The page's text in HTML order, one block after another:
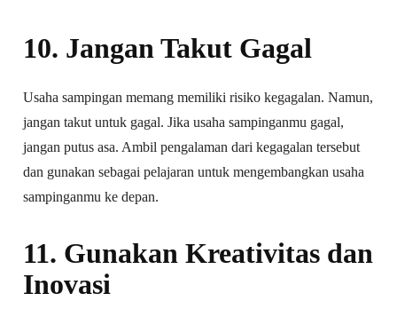
10. Jangan Takut Gagal
Usaha sampingan memang memiliki risiko kegagalan. Namun,
jangan takut untuk gagal. Jika usaha sampinganmu gagal,
jangan putus asa. Ambil pengalaman dari kegagalan tersebut
dan gunakan sebagai pelajaran untuk mengembangkan usaha
sampinganmu ke depan.
11. Gunakan Kreativitas dan
Inovasi